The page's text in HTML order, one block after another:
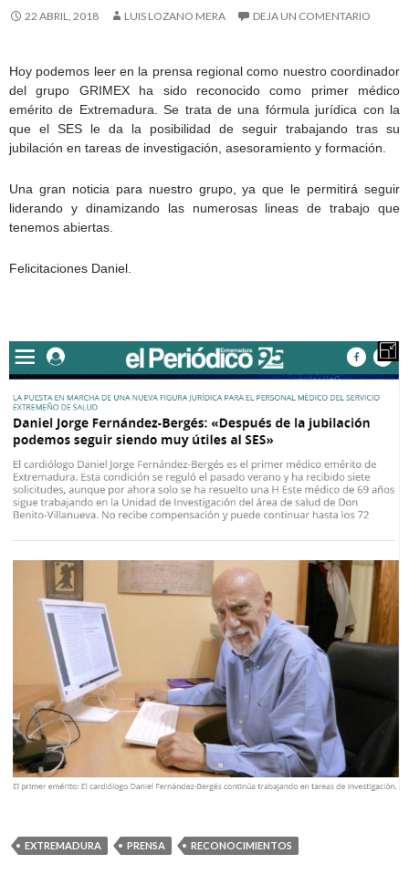
22 ABRIL, 2018 LUIS LOZANO MERA DEJA UN COMENTARIO
Hoy podemos leer en la prensa regional como nuestro coordinador
del grupo GRIMEX ha sido reconocido como primer médico
emérito de Extremadura. Se trata de una fórmula jurídica con la
que el SES le da la posibilidad de seguir trabajando tras su
jubilación en tareas de investigación, asesoramiento y formación.
Una gran noticia para nuestro grupo, ya que le permitirá seguir
liderando y dinamizando las numerosas lineas de trabajo que
tenemos abiertas.
Felicitaciones Daniel.
EXTREMADURA PRENSA RECONOCIMIENTOS